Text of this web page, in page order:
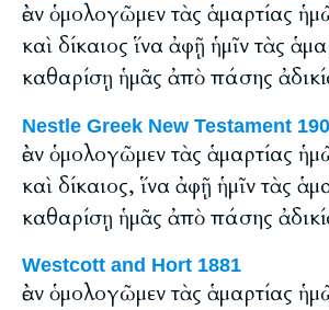
ἐὰν ὁμολογῶμεν τὰς ἁμαρτίας
καὶ δίκαιος ἵνα ἀφῇ ἡμῖν τὰς
καθαρίσῃ ἡμᾶς ἀπὸ πάσης
Nestle Greek New Testament
ἐὰν ὁμολογῶμεν τὰς ἁμαρτίας
καὶ δίκαιος, ἵνα ἀφῇ ἡμῖν τὰς
καθαρίσῃ ἡμᾶς ἀπὸ πάσης
Westcott and Hort 1881
ἐὰν ὁμολογῶμεν τὰς ἁμαρτίας